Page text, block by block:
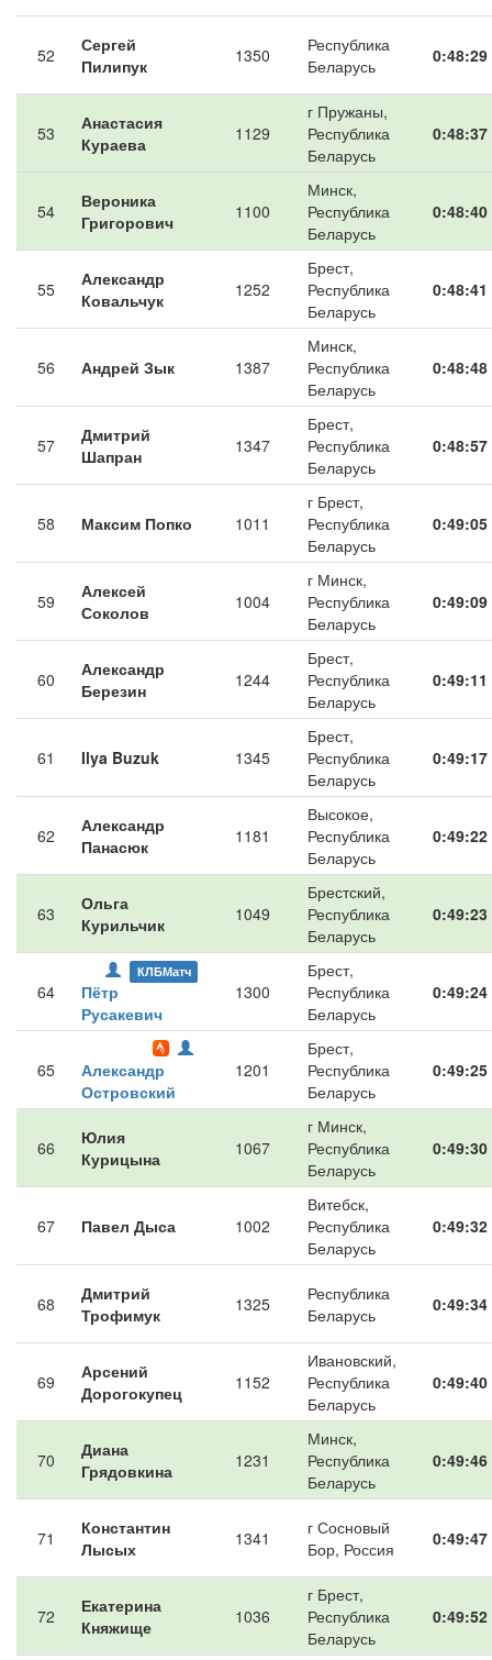
52
Сергей
Пилипук
1350
Республика
Беларусь
0:48:29
53
Анастасия
Кураева
1129
г Пружаны,
Республика
Беларусь
0:48:37
54
Вероника
Григорович
1100
Минск,
Республика
Беларусь
0:48:40
55
Александр
Ковальчук
1252
Брест,
Республика
Беларусь
0:48:41
56 Андрей Зык 1387
Минск,
Республика
Беларусь
0:48:48
57
Дмитрий
Шапран
1347
Брест,
Республика
Беларусь
0:48:57
58 Максим Попко 1011
г Брест,
Республика
Беларусь
0:49:05
59
Алексей
Соколов
1004
г Минск,
Республика
Беларусь
0:49:09
60
Александр
Березин
1244
Брест,
Республика
Беларусь
0:49:11
61 Ilya Buzuk 1345
Брест,
Республика
Беларусь
0:49:17
62
Александр
Панасюк
1181
Высокое,
Республика
Беларусь
0:49:22
63
Ольга
Курильчик
1049
Брестский,
Республика
Беларусь
0:49:23
64
КЛБМатч
Пётр
Русакевич
1300
Брест,
Республика
Беларусь
0:49:24
65
Александр
Островский
1201
Брест,
Республика
Беларусь
0:49:25
66
Юлия
Курицына
1067
г Минск,
Республика
Беларусь
0:49:30
67 Павел Дыса 1002
Витебск,
Республика
Беларусь
0:49:32
68
Дмитрий
Трофимук
1325
Республика
Беларусь
0:49:34
69
Арсений
Дорогокупец
1152
Ивановский,
Республика
Беларусь
0:49:40
70
Диана
Грядовкина
1231
Минск,
Республика
Беларусь
0:49:46
71
Константин
Лысых
1341
г Сосновый
Бор, Россия
0:49:47
72
Екатерина
Княжище
1036
г Брест,
Республика
Беларусь
0:49:52